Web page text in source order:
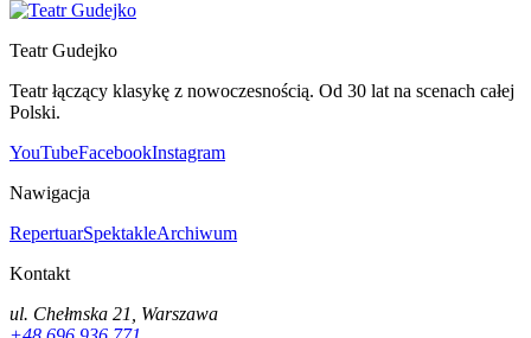
Teatr Gudejko
Teatr łączący klasykę z nowoczesnością. Od 30 lat na scenach całej
Polski.
YouTubeFacebookInstagram
Nawigacja
RepertuarSpektakleArchiwum
Kontakt
ul. Chełmska 21, Warszawa